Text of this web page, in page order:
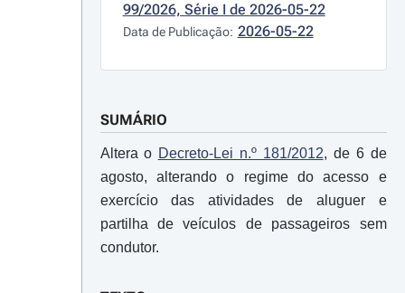
99/2026, Série I de 2026-05-22
Data de Publicação: 2026-05-22
SUMÁRIO
Altera o Decreto-Lei n.º 181/2012, de 6 de
agosto, alterando o regime do acesso e
exercício das atividades de aluguer e
partilha de veículos de passageiros sem
condutor.